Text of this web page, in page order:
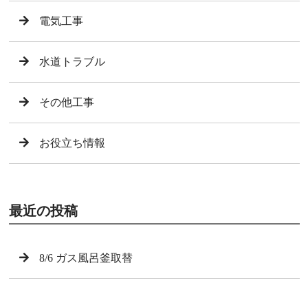
電気工事
水道トラブル
その他工事
お役立ち情報
最近の投稿
8/6 ガス風呂釜取替